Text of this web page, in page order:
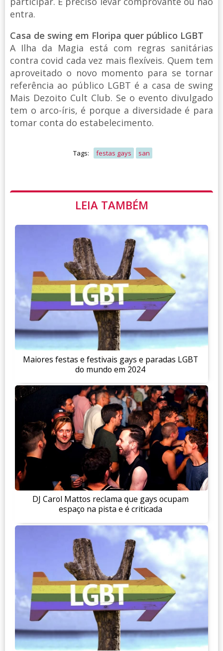
entra.
Casa de swing em Floripa quer público LGBT
A Ilha da Magia está com regras sanitárias
contra covid cada vez mais flexíveis. Quem tem
aproveitado o novo momento para se tornar
referência ao público LGBT é a casa de swing
Mais Dezoito Cult Club. Se o evento divulgado
tem o arco-íris, é porque a diversidade é para
tomar conta do estabelecimento.
Tags: festas gays san
LEIA TAMBÉM
Maiores festas e festivais gays e paradas LGBT
do mundo em 2024
DJ Carol Mattos reclama que gays ocupam
espaço na pista e é criticada